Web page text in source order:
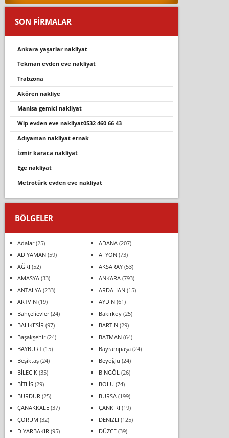
SON FİRMALAR
ankara yaşarlar nakli̇yat
tekman evden eve nakli̇yat
trabzona
akören nakli̇ye
manisa gemici nakliyat
wi̇p evden eve nakli̇yat0532 460 66 43
adıyaman nakliyat ernak
i̇zmir karaca nakliyat
ege nakliyat
metrotürk evden eve nakli̇yat
BÖLGELER
Adalar(25) ADANA(207)
ADIYAMAN(59) AFYON(73)
AĞRI (52) AKSARAY(53)
AMASYA(33) ANKARA(793)
ANTALYA(233) ARDAHAN(15)
ARTVİN(19) AYDIN(61)
Bahçelievler(24) Bakırköy(25)
BALIKESİR (97) BARTIN(29)
Başakşehir(24) BATMAN(64)
BAYBURT(15) Bayrampaşa(24)
Beşiktaş(24) Beyoğlu (24)
BİLECİK(35) BİNGÖL (26)
BİTLİS(29) BOLU (74)
BURDUR (25) BURSA(199)
ÇANAKKALE(37) ÇANKIRI (19)
ÇORUM (32) DENİZLİ (125)
DİYARBAKIR (95) DÜZCE(39)